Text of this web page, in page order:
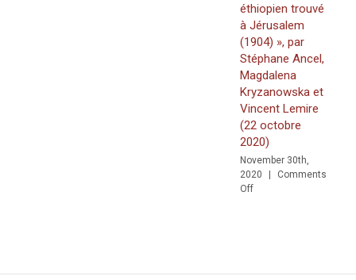
éthiopien trouvé
à Jérusalem
(1904) », par
Stéphane Ancel,
Magdalena
Kryzanowska et
Vincent Lemire
(22 octobre
2020)
November 30th,
2020
|
Comments
Offon
sur